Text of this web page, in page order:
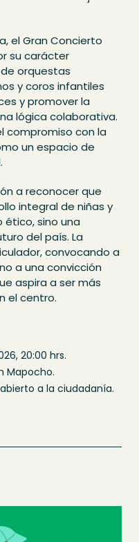
el Gran Concierto
su carácter
orquestas
y coros infantiles
y promover la
lógica colaborativa.
compromiso con la
un espacio de
a reconocer que
integral de niñas y
ético, sino una
del país. La
convocando a
a una convicción
aspira a ser más
el centro.
20:00 hrs.
Mapocho.
a la ciudadanía.